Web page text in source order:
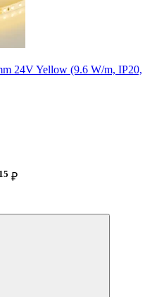
24V Yellow (9.6 W/m, IP20,
15 ₽